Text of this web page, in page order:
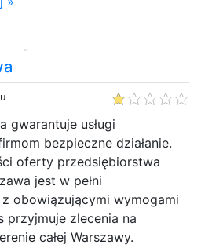
gwarantuje usługi
bezpieczne działanie.
oferty przedsiębiorstwa
jest w pełni
obowiązującymi wymogami
przyjmuje zlecenia na
całej Warszawy.